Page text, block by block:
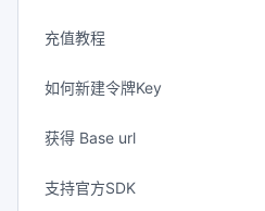
充值教程
如何新建令牌Key
获得 Base url
支持官方SDK